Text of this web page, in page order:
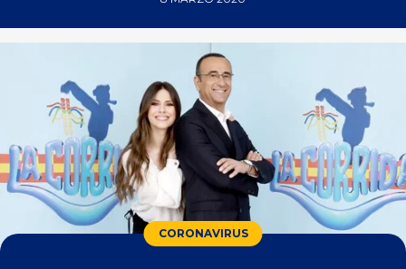
CORONAVIRUS